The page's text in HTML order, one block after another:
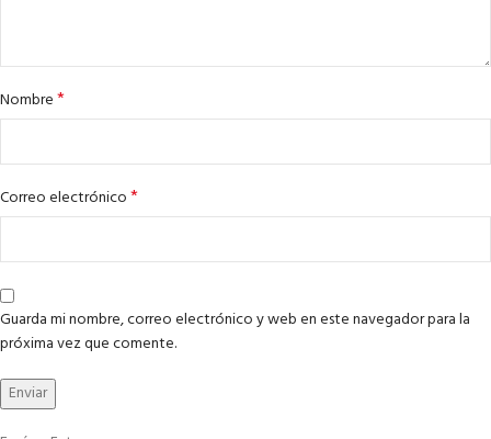
Nombre*
Correo electrónico*
Guarda mi nombre, correo electrónico y web en este navegador para la
próxima vez que comente.